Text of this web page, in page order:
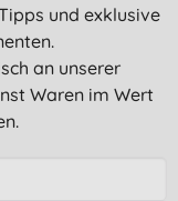
und exklusive
an unserer
Waren im Wert